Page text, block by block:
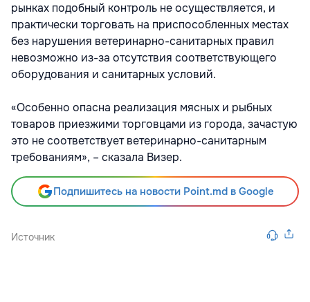
рынках подобный контроль не осуществляется, и
практически торговать на приспособленных местах
без нарушения ветеринарно-санитарных правил
невозможно из-за отсутствия соответствующего
оборудования и санитарных условий.
«Особенно опасна реализация мясных и рыбных
товаров приезжими торговцами из города, зачастую
это не соответствует ветеринарно-санитарным
требованиям», – сказала Визер.
Подпишитесь на новости Point.md в Google
Источник